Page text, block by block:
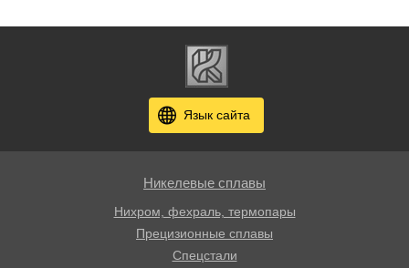
Язык сайта
Никелевые сплавы
Нихром, фехраль, термопары
Прецизионные сплавы
Спецстали